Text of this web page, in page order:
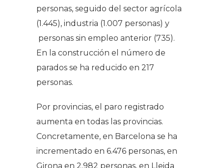
personas, seguido del sector agrícola
(1.445), industria (1.007 personas) y
personas sin empleo anterior (735).
En la construcción el número de
parados se ha reducido en 217
personas.
Por provincias, el paro registrado
aumenta en todas las provincias.
Concretamente, en Barcelona se ha
incrementado en 6.476 personas, en
Girona en 2.982 personas, en Lleida